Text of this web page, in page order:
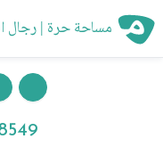
مساحة حرة | رجال
8549 - علي بن